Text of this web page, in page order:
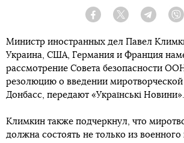
Facebook Twitter Telegram
Министр иностранных дел Павел
Украина, США, Германия и Франция
рассмотрение Совета безопасности
резолюцию о введении
Донбасс, передают «Українські Новини».
Климкин также подчеркнул, что
должна состоять не только из военного